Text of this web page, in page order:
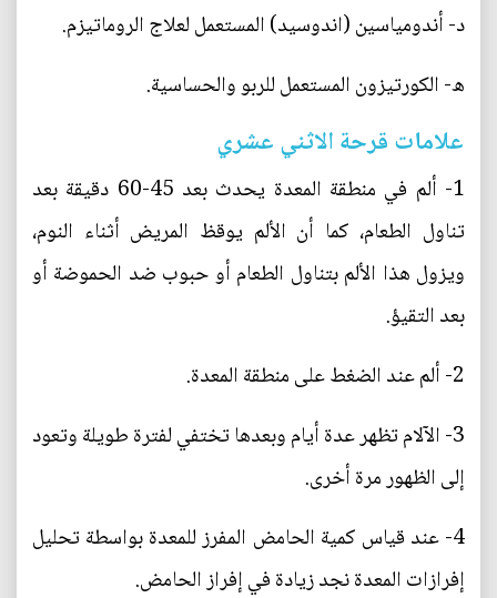
د- أندومياسين (اندوسيد) المستعمل لعلاج الروماتيزم.
ه- الكورتيزون المستعمل للربو والحساسية.
علامات قرحة الاثني عشري
1- ألم في منطقة المعدة يحدث بعد 45-60 دقيقة بعد
تناول الطعام، كما أن الألم يوقظ المريض أثناء النوم،
ويزول هذا الألم بتناول الطعام أو حبوب ضد الحموضة أو
بعد التقيؤ.
2- ألم عند الضغط على منطقة المعدة.
3- الآلام تظهر عدة أيام وبعدها تختفي لفترة طويلة وتعود
إلى الظهور مرة أخرى.
4- عند قياس كمية الحامض المفرز للمعدة بواسطة تحليل
إفرازات المعدة نجد زيادة في إفراز الحامض.